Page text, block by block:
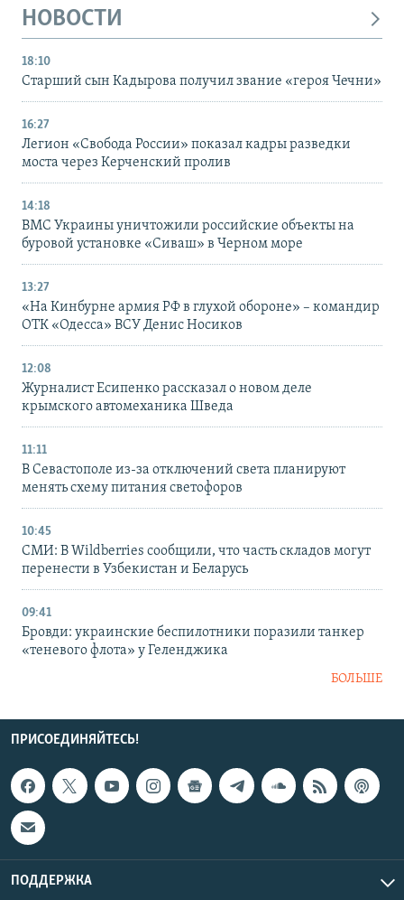
НОВОСТИ
18:10
Старший сын Кадырова получил звание «героя Чечни»
16:27
Легион «Свобода России» показал кадры разведки
моста через Керченский пролив
14:18
ВМС Украины уничтожили российские объекты на
буровой установке «Сиваш» в Черном море
13:27
«На Кинбурне армия РФ в глухой обороне» – командир
ОТК «Одесса» ВСУ Денис Носиков
12:08
Журналист Есипенко рассказал о новом деле
крымского автомеханика Шведа
11:11
В Севастополе из-за отключений света планируют
менять схему питания светофоров
10:45
СМИ: В Wildberries сообщили, что часть складов могут
перенести в Узбекистан и Беларусь
09:41
Бровди: украинские беспилотники поразили танкер
«теневого флота» у Геленджика
БОЛЬШЕ
ПРИСОЕДИНЯЙТЕСЬ!
ПОДДЕРЖКА